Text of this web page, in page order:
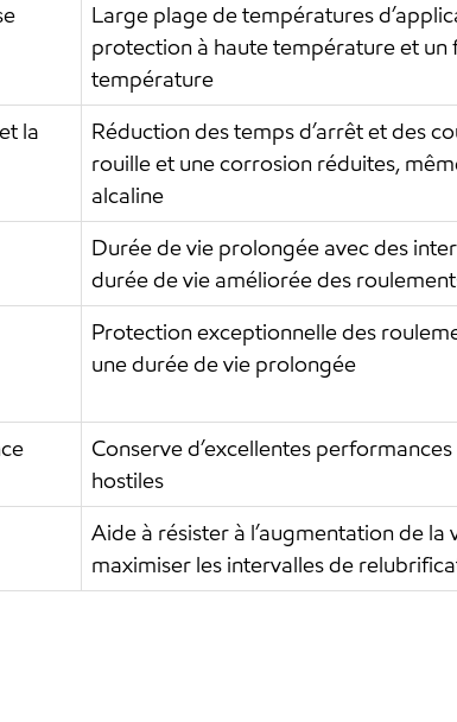
Large plage de températures
protection à haute température et un
température
la
Réduction des temps d’arrêt et des
rouille et une corrosion réduites,
alcaline
Durée de vie prolongée avec des
durée de vie améliorée des
Protection exceptionnelle des
une durée de vie prolongée
Conserve d’excellentes
hostiles
Aide à résister à l’augmentation de
maximiser les intervalles de